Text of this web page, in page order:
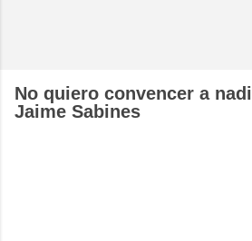
No quiero convencer a
Jaime Sabines